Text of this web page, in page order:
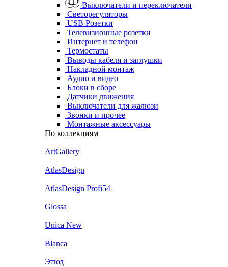
Выключатели и переключатели
Светорегуляторы
USB Розетки
Телевизионные розетки
Интернет и телефон
Термостаты
Выводы кабеля и заглушки
Накладной монтаж
Аудио и видео
Блоки в сборе
Датчики движения
Выключатели для жалюзи
Звонки и прочее
Монтажные аксессуары
По коллекциям
ArtGallery
AtlasDesign
AtlasDesign Profi54
Glossa
Unica New
Blanca
Этюд